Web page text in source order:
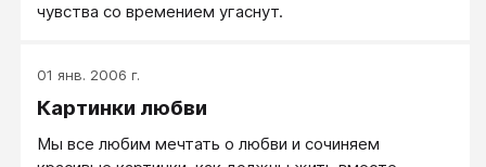
чувства со времением угаснут.
01 янв. 2006 г.
Картинки любви
Мы все любим мечтать о любви и сочиняем